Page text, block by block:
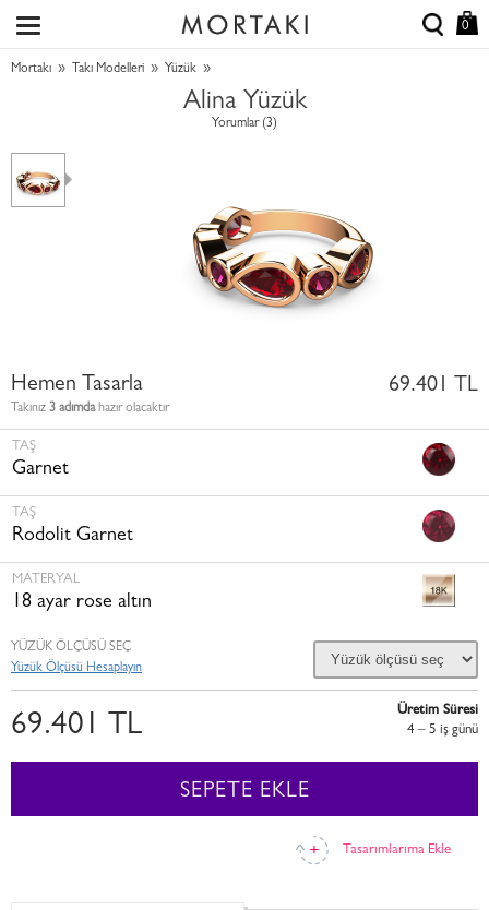
0
Mortakı » Takı Modelleri » Yüzük »
Alina Yüzük
Yorumlar (3)
Hemen Tasarla
Takınız 3 adımdahazır olacaktır
69.401 TL
TAŞ
Garnet
TAŞ
Rodolit Garnet
MATERYAL
18 ayar rose altın
Tasarımlarıma Ekle
YÜZÜK ÖLÇÜSÜ SEÇ
Yüzük Ölçüsü Hesaplayın
69.401 TL
Üretim Süresi
4 – 5 i̇ş günü
SEPETE EKLE